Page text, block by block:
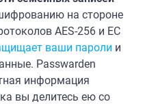
на стороне
AES-256 и ЕС
ваши пароли и
Passwarden
информация
вы делитесь ею со